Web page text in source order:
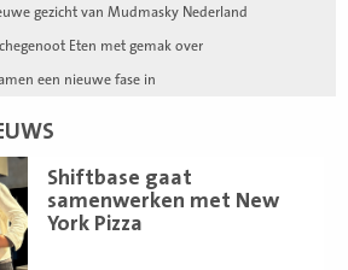
gezicht van Mudmasky Nederland
Eten met gemak over
een nieuwe fase in
Shiftbase gaat
samenwerken met New
York Pizza